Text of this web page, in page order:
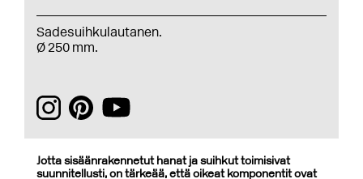
Sadesuihkulautanen.
Ø250 mm.
Jotta sisäänrakennetut hanat ja suihkut toimisivat
suunnitellusti, on tärkeää, että oikeat komponentit ovat